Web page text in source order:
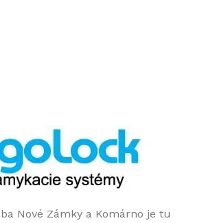
Nové Zámky a Komárno je tu